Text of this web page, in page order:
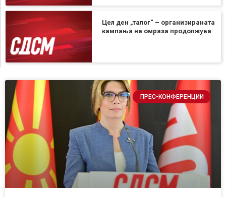
Цел ден „талог“ – организираната
кампања на омраза продолжува
ПРЕС-КОНФЕРЕНЦИИ